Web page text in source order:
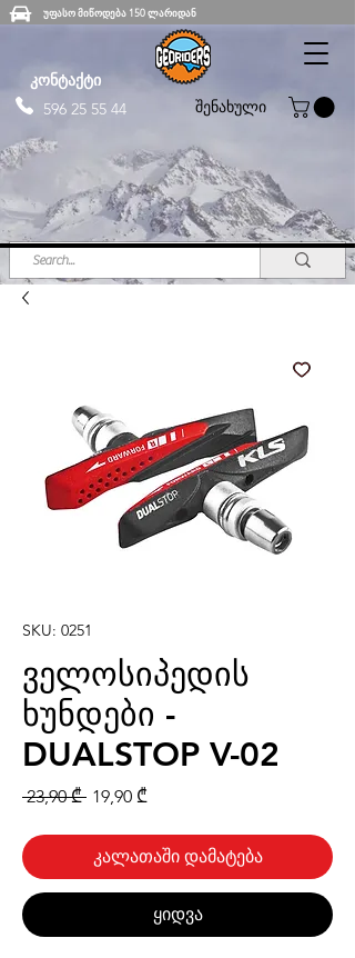
უფასო მიწოდება 150 ლარიდან
კონტაქტი
596 25 55 44
შენახული
SKU: 0251
ველოსიპედის
ხუნდები -
DUALSTOP V-02
23,90 ₾ Regular
19,90 ₾
კალათაში დამატება
ყიდვა